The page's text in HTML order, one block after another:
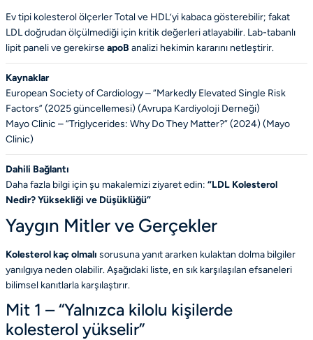
Ev tipi kolesterol ölçerler Total ve HDL’yi kabaca gösterebilir; fakat
LDL doğrudan ölçülmediği için kritik değerleri atlayabilir. Lab-tabanlı
lipit paneli ve gerekirseapoB analizi hekimin kararını netleştirir.
Kaynaklar
European Society of Cardiology – “Markedly Elevated Single Risk
Factors” (2025 güncellemesi) (Avrupa Kardiyoloji Derneği)
Mayo Clinic – “Triglycerides: Why Do They Matter?” (2024) (Mayo
Clinic)
Dahili Bağlantı
Daha fazla bilgi için şu makalemizi ziyaret edin: “LDL Kolesterol
Nedir? Yüksekliği ve Düşüklüğü”
Yaygın Mitler ve Gerçekler
Kolesterol kaç olmalı sorusuna yanıt ararken kulaktan dolma bilgiler
yanılgıya neden olabilir. Aşağıdaki liste, en sık karşılaşılan efsaneleri
bilimsel kanıtlarla karşılaştırır.
Mit 1 – “Yalnızca kilolu kişilerde
kolesterol yükselir”